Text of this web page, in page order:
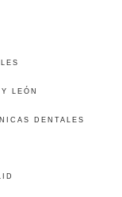
LEÓN
DENTALES